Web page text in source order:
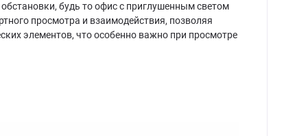
будь то офис с приглушенным светом
просмотра и взаимодействия, позволяя
элементов, что особенно важно при просмотре